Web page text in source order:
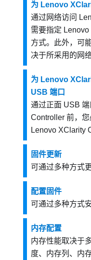
为 Lenovo
通过网络访问
需要指定
方式。此外，可
决于所采用的网
为 Lenovo
USB 端口
通过正面 USB 端
Controller 前，
Lenovo XClarity
固件更新
可通过多种方式
配置固件
可通过多种方式
内存配置
内存性能取决于
度、内存列、内